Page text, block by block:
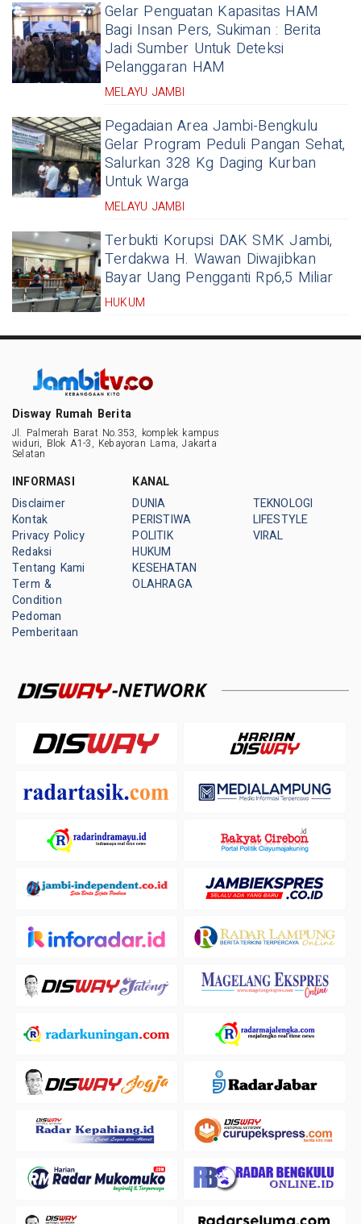
Gelar Penguatan Kapasitas HAM
Bagi Insan Pers, Sukiman : Berita
Jadi Sumber Untuk Deteksi
Pelanggaran HAM
MELAYU JAMBI
Pegadaian Area Jambi-Bengkulu
Gelar Program Peduli Pangan Sehat,
Salurkan 328 Kg Daging Kurban
Untuk Warga
MELAYU JAMBI
Terbukti Korupsi DAK SMK Jambi,
Terdakwa H. Wawan Diwajibkan
Bayar Uang Pengganti Rp6,5 Miliar
HUKUM
Disway Rumah Berita
Jl. Palmerah Barat No.353, komplek kampus
widuri, Blok A1-3, Kebayoran Lama, Jakarta
Selatan
INFORMASI
Disclaimer
Kontak
Privacy Policy
Redaksi
Tentang Kami
Term &
Condition
Pedoman
Pemberitaan
KANAL
DUNIA
PERISTIWA
POLITIK
HUKUM
KESEHATAN
OLAHRAGA
TEKNOLOGI
LIFESTYLE
VIRAL